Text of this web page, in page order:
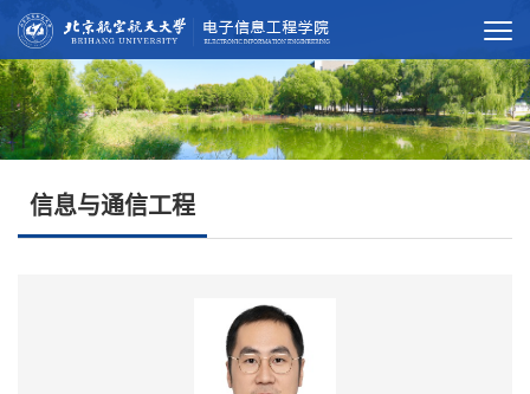
信息与通信工程